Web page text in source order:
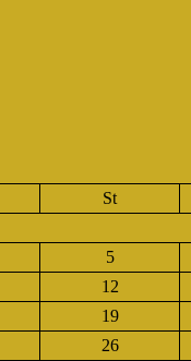
St
5
12
19
26